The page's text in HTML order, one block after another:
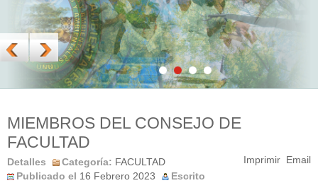
MIEMBROS DEL CONSEJO DE
FACULTAD
Detalles Categoría: FACULTAD
Publicado el 16 Febrero 2023
Escrito
Imprimir Email